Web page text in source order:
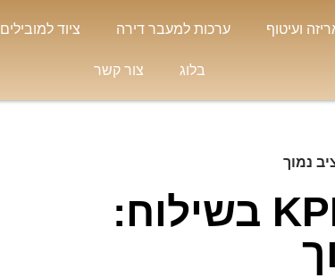
ועיטוף ערכות למעבר דירה ציוד למובילים
בלוג צור קשר
שיפוט ביצועים במעקב KPI בשילוח: